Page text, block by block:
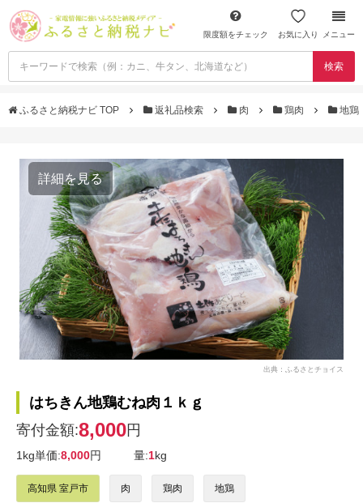
限度額をチェック お気に入り メニュー
検索
ふるさと納税ナビ TOP 返礼品検索 肉 鶏肉 地鶏
詳細を見る
出典：ふるさとチョイス
はちきん地鶏むね肉１ｋｇ
寄付金額:8,000円
1kg単価:8,000円 量:1kg
高知県 室戸市 肉 鶏肉 地鶏